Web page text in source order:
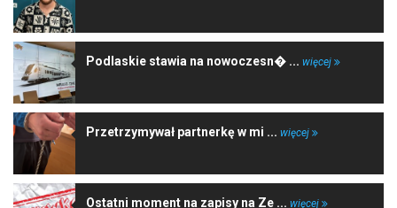
Podlaskie stawia na nowoczesn� ... więcej
Przetrzymywał partnerkę w mi ... więcej
Ostatni moment na zapisy na Ze ... więcej